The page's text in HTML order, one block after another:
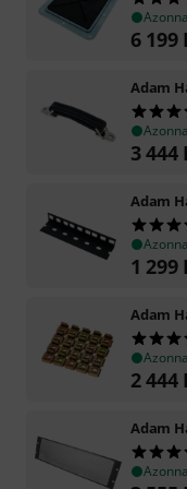
6 199
Adam
3 444
Adam
1 299
Adam
2 444
Adam